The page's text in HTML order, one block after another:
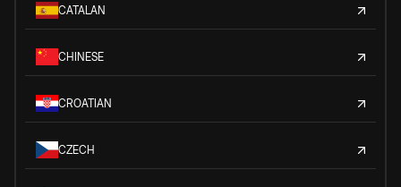
CATALAN
CHINESE
CROATIAN
CZECH